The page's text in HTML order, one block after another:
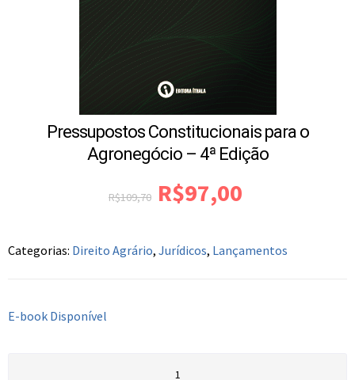
Pressupostos Constitucionais para o
Agronegócio – 4ª Edição
R$109,70 R$97,00
Categorias: Direito Agrário, Jurídicos, Lançamentos
E-book Disponível